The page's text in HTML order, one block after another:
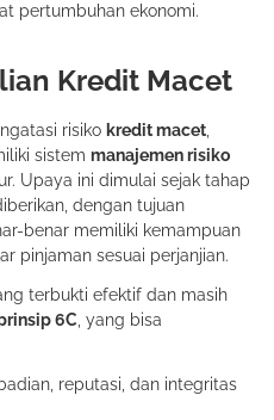
pertumbuhan ekonomi.
Kredit Macet
risiko kredit macet
sistem manajemen risiko
Upaya ini dimulai sejak tahap
dengan tujuan
benar memiliki kemampuan
pinjaman sesuai perjanjian.
terbukti efektif dan masih
6C , yang bisa
reputasi, dan integritas